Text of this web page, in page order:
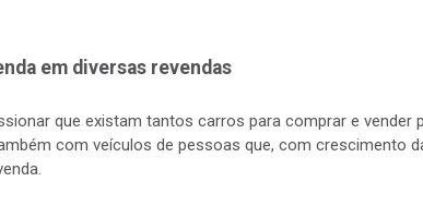
em diversas revendas
que existam tantos carros para comprar e
com veículos de pessoas que, com crescimento